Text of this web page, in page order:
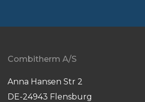
Combitherm A/S
Anna Hansen Str 2
DE-24943 Flensburg